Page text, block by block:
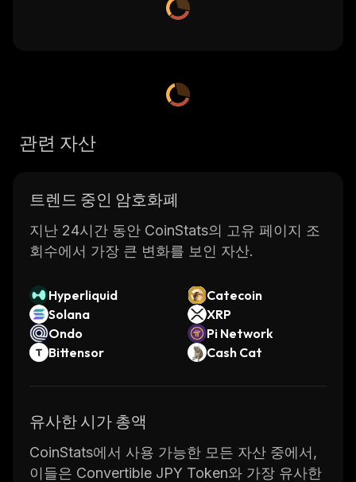
관련 자산
트렌드 중인 암호화폐
지난 24시간 동안 CoinStats의 고유 페이지 조
회수에서 가장 큰 변화를 보인 자산.
Hyperliquid
Catecoin
Solana
XRP
Ondo
Pi Network
Bittensor
Cash Cat
유사한 시가 총액
CoinStats에서 사용 가능한 모든 자산 중에서,
이들은 Convertible JPY Token와 가장 유사한